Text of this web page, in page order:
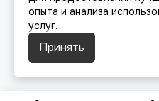
каких условиях не является
положениями Статьи
опыта и анализа
услуг.
Принять